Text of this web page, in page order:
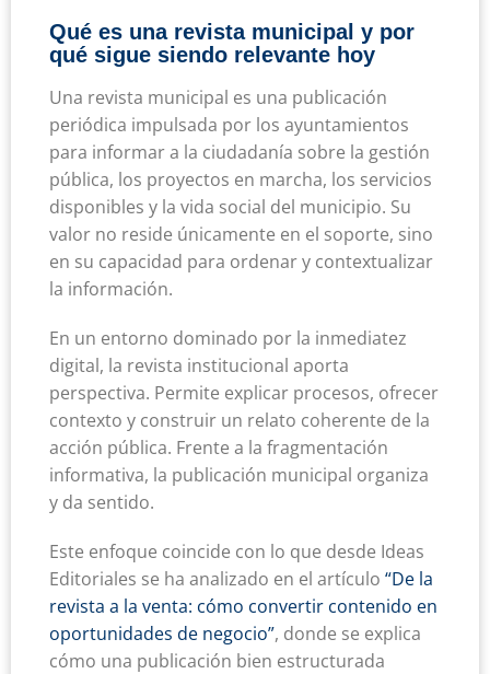
Qué es una revista municipal y por
qué sigue siendo relevante hoy
Una revista municipal es una publicación
periódica impulsada por los ayuntamientos
para informar a la ciudadanía sobre la gestión
pública, los proyectos en marcha, los servicios
disponibles y la vida social del municipio. Su
valor no reside únicamente en el soporte, sino
en su capacidad para ordenar y contextualizar
la información.
En un entorno dominado por la inmediatez
digital, la revista institucional aporta
perspectiva. Permite explicar procesos, ofrecer
contexto y construir un relato coherente de la
acción pública. Frente a la fragmentación
informativa, la publicación municipal organiza
y da sentido.
Este enfoque coincide con lo que desde Ideas
Editoriales se ha analizado en el artículo “De la
revista a la venta: cómo convertir contenido en
oportunidades de negocio”, donde se explica
cómo una publicación bien estructurada